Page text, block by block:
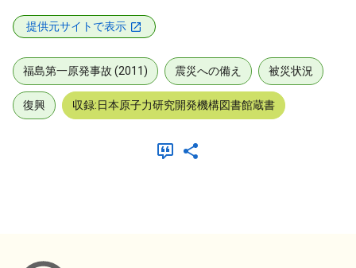
提供元サイトで表示
福島第一原発事故 (2011) 震災への備え 被災状況
復興 収録:日本原子力研究開発機構図書館蔵書